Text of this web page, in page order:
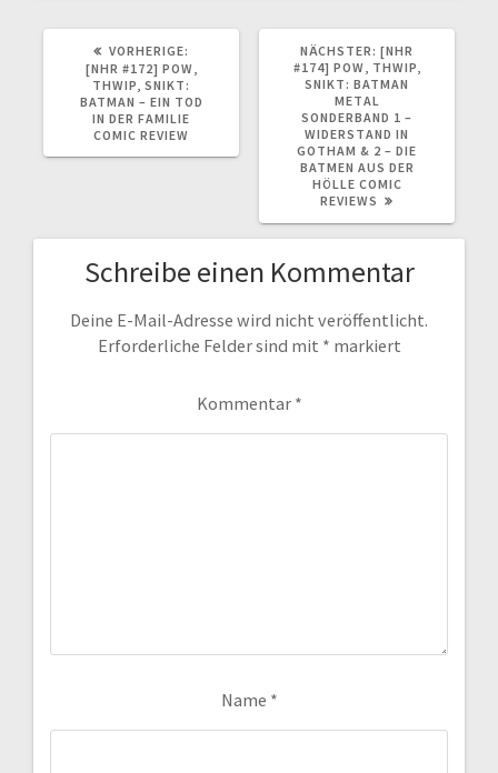
VORHERIGE:
BEITRAG:
[NHR #172] POW,
THWIP, SNIKT:
BATMAN – EIN TOD
IN DER FAMILIE
COMIC REVIEW
NÄCHSTER: NÄCHSTER
BEITRAG:
[NHR
#174] POW, THWIP,
SNIKT: BATMAN
METAL
SONDERBAND 1 –
WIDERSTAND IN
GOTHAM & 2 – DIE
BATMEN AUS DER
HÖLLE COMIC
REVIEWS
Schreibe einen Kommentar
Deine E-Mail-Adresse wird nicht veröffentlicht.
Erforderliche Felder sind mit * markiert
Kommentar *
Name *